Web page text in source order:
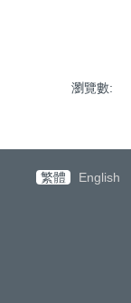
瀏覽數:
繁體
English